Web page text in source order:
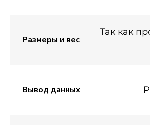
Размеры и вес
Так как
Вывод данных